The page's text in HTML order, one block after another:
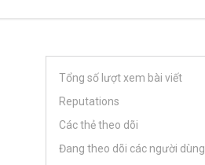
Tổng số lượt xem bài viết
Reputations
Các thẻ theo dõi
Đang theo dõi các người dùng